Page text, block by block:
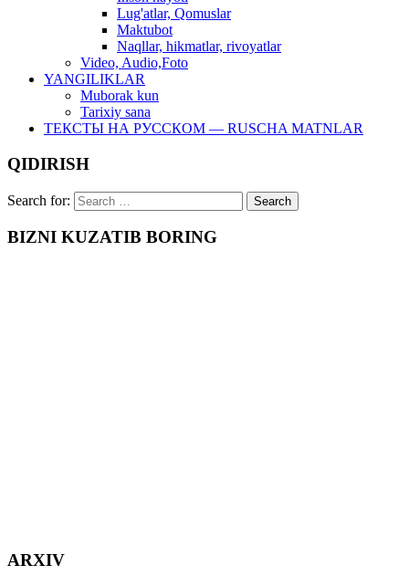
Lug'atlar, Qomuslar
Maktubot
Naqllar, hikmatlar, rivoyatlar
Video, Audio,Foto
YANGILIKLAR
Muborak kun
Tarixiy sana
ТЕКСТЫ НА РУССКОМ — RUSCHA MATNLAR
QIDIRISH
Search for:
BIZNI KUZATIB BORING
ARXIV